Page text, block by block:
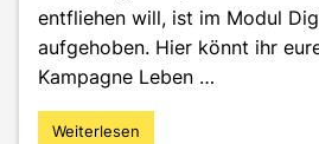
entfliehen will, ist im Modul
aufgehoben. Hier könnt ihr
Kampagne Leben …
"Modul
Weiterlesen